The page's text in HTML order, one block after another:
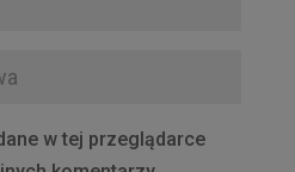
w tej przeglądarce